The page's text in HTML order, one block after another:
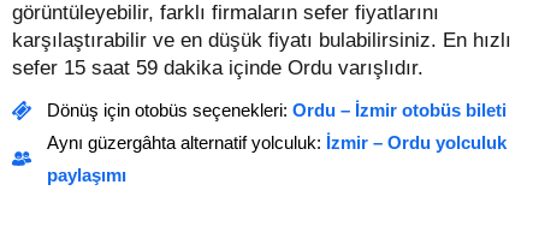
görüntüleyebilir, farklı firmaların sefer fiyatlarını
karşılaştırabilir ve en düşük fiyatı bulabilirsiniz. En hızlı
sefer 15 saat 59 dakika içinde Ordu varışlıdır.
Dönüş için otobüs seçenekleri: Ordu – İzmir otobüs bileti
Aynı güzergâhta alternatif yolculuk: İzmir – Ordu yolculuk
paylaşımı